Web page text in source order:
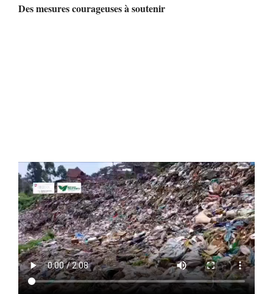
Des mesures courageuses à soutenir